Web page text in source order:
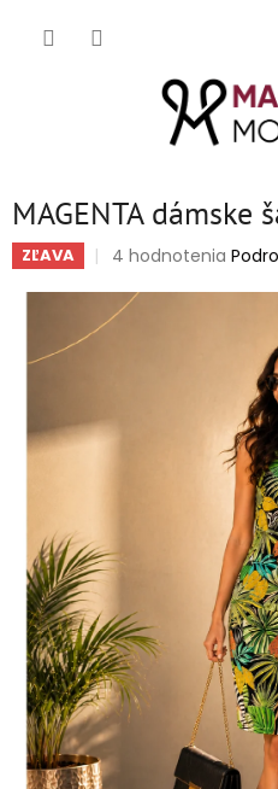
MAGENTA dámske
ZĽAVA
Priemerné
produktu
je
4 hodnotenia